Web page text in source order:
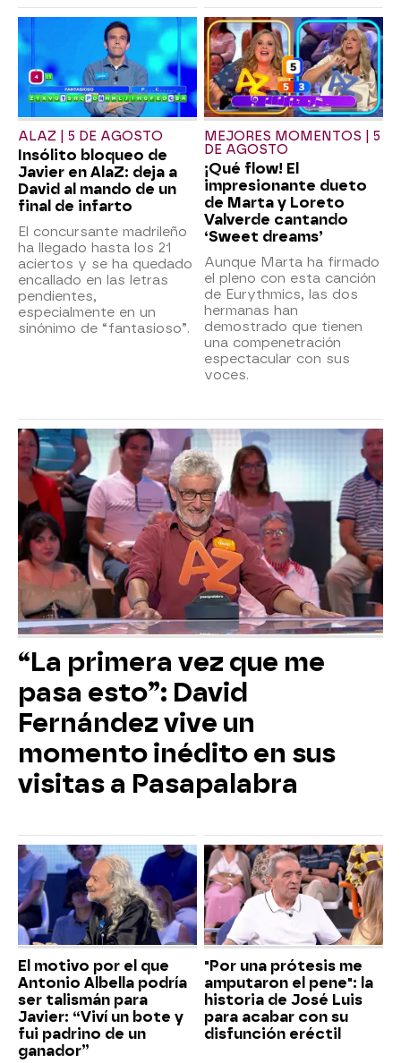
ALAZ | 5 DE AGOSTO
Insólito bloqueo de
Javier en AlaZ: deja a
David al mando de un
final de infarto
El concursante madrileño
ha llegado hasta los 21
aciertos y se ha quedado
encallado en las letras
pendientes,
especialmente en un
sinónimo de “fantasioso”.
MEJORES MOMENTOS | 5
DE AGOSTO
¡Qué flow! El
impresionante dueto
de Marta y Loreto
Valverde cantando
‘Sweet dreams’
Aunque Marta ha firmado
el pleno con esta canción
de Eurythmics, las dos
hermanas han
demostrado que tienen
una compenetración
espectacular con sus
voces.
“La primera vez que me
pasa esto”: David
Fernández vive un
momento inédito en sus
visitas a Pasapalabra
El motivo por el que
Antonio Albella podría
ser talismán para
Javier: “Viví un bote y
fui padrino de un
ganador”
"Por una prótesis me
amputaron el pene": la
historia de José Luis
para acabar con su
disfunción eréctil